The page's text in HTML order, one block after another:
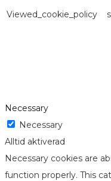
Viewed_cookie_policy
Necessary
Necessary
Alltid aktiverad
Necessary cookies are
function properly. This